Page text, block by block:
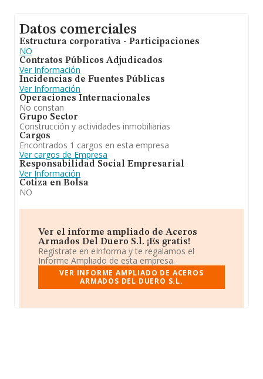
Datos comerciales
Estructura corporativa - Participaciones
NO
Contratos Públicos Adjudicados
Ver Información
Incidencias de Fuentes Públicas
Ver Información
Operaciones Internacionales
No constan
Grupo Sector
Construcción y actividades inmobiliarias
Cargos
Encontrados 1 cargos en esta empresa
Ver cargos de Empresa
Responsabilidad Social Empresarial
Ver Información
Cotiza en Bolsa
NO
Ver el informe ampliado de Aceros
Armados Del Duero S.l. ¡Es gratis!
Regístrate en eInforma y te regalamos el
Informe Ampliado de esta empresa.
VER INFORME AMPLIADO DE ACEROS
ARMADOS DEL DUERO S.L.